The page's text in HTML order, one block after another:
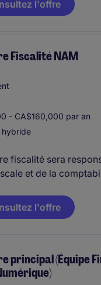
l'offre
Fiscalité NAM
- CA$160,000 par an
hybride
fiscalité sera
et de la
les projets de
les initiatives
et plusieurs parties
l'offre
principal (Équipe